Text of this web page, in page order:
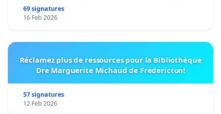
69 signatures
16 Feb 2026
Réclamez plus de ressources pour la Bibliothèque
Dre Marguerite Michaud de Fredericton!
57 signatures
12 Feb 2026